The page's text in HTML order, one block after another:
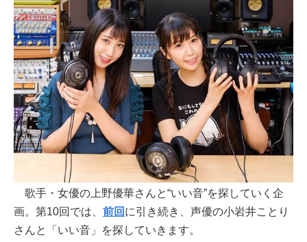
歌手・女優の上野優華さんと“いい音”を探していく企
画。第10回では、 前回 に引き続き、声優の小岩井ことり
さんと「いい音」を探していきます。